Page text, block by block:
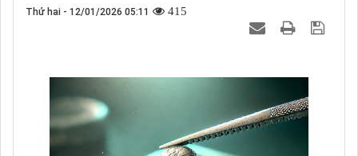
Thứ hai - 12/01/2026 05:11 415